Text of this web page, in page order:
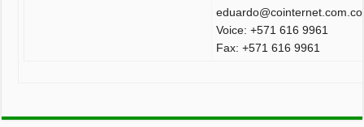
eduardo@cointernet.com.co
Voice: +571 616 9961
Fax: +571 616 9961